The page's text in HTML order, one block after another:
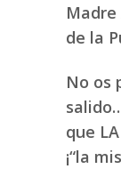
de la
No os
que
¡“la